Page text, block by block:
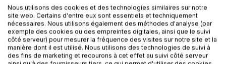
DESCRIPTION
Dans ce second livret, la joyeuse bande (Shakitash, Satolat
Nous utilisons des cookies et des technologies similaires sur notre
site web. Certains d'entre eux sont essentiels et techniquement
nécessaires. Nous utilisons également des méthodes d'analyse (par
exemple des cookies ou des empreintes digitales, ainsi que le suivi
côté serveur) pour mesurer la fréquence des visites sur notre site et la
manière dont il est utilisé. Nous utilisons des technologies de suivi à
des fins de marketing et recourons à cet effet au suivi côté serveur